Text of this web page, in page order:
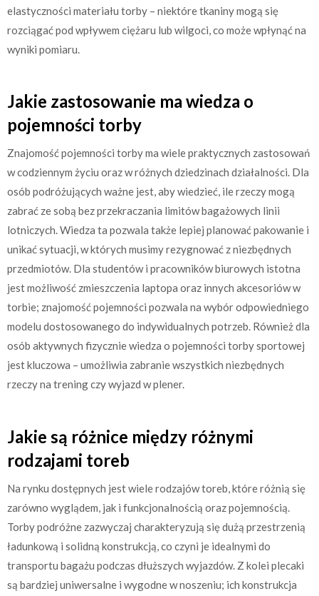
elastyczności materiału torby – niektóre tkaniny mogą się
rozciągać pod wpływem ciężaru lub wilgoci, co może wpłynąć na
wyniki pomiaru.
Jakie zastosowanie ma wiedza o
pojemności torby
Znajomość pojemności torby ma wiele praktycznych zastosowań
w codziennym życiu oraz w różnych dziedzinach działalności. Dla
osób podróżujących ważne jest, aby wiedzieć, ile rzeczy mogą
zabrać ze sobą bez przekraczania limitów bagażowych linii
lotniczych. Wiedza ta pozwala także lepiej planować pakowanie i
unikać sytuacji, w których musimy rezygnować z niezbędnych
przedmiotów. Dla studentów i pracowników biurowych istotna
jest możliwość zmieszczenia laptopa oraz innych akcesoriów w
torbie; znajomość pojemności pozwala na wybór odpowiedniego
modelu dostosowanego do indywidualnych potrzeb. Również dla
osób aktywnych fizycznie wiedza o pojemności torby sportowej
jest kluczowa – umożliwia zabranie wszystkich niezbędnych
rzeczy na trening czy wyjazd w plener.
Jakie są różnice między różnymi
rodzajami toreb
Na rynku dostępnych jest wiele rodzajów toreb, które różnią się
zarówno wyglądem, jak i funkcjonalnością oraz pojemnością.
Torby podróżne zazwyczaj charakteryzują się dużą przestrzenią
ładunkową i solidną konstrukcją, co czyni je idealnymi do
transportu bagażu podczas dłuższych wyjazdów. Z kolei plecaki
są bardziej uniwersalne i wygodne w noszeniu; ich konstrukcja